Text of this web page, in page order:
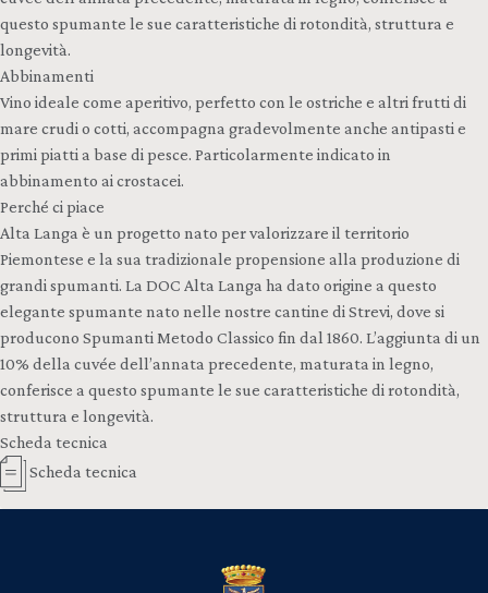
questo spumante le sue caratteristiche di rotondità, struttura e
longevità.
Abbinamenti
Vino ideale come aperitivo, perfetto con le ostriche e altri frutti di
mare crudi o cotti, accompagna gradevolmente anche antipasti e
primi piatti a base di pesce. Particolarmente indicato in
abbinamento ai crostacei.
Perché ci piace
Alta Langa è un progetto nato per valorizzare il territorio
Piemontese e la sua tradizionale propensione alla produzione di
grandi spumanti. La DOC Alta Langa ha dato origine a questo
elegante spumante nato nelle nostre cantine di Strevi, dove si
producono Spumanti Metodo Classico fin dal 1860. L’aggiunta di un
10% della cuvée dell’annata precedente, maturata in legno,
conferisce a questo spumante le sue caratteristiche di rotondità,
struttura e longevità.
Scheda tecnica
Scheda tecnica